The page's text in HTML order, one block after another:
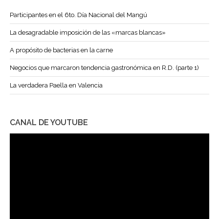
Participantes en el 6to. Día Nacional del Mangú
La desagradable imposición de las «marcas blancas»
A propósito de bacterias en la carne
Negocios que marcaron tendencia gastronómica en R.D. (parte 1)
La verdadera Paella en Valencia
CANAL DE YOUTUBE